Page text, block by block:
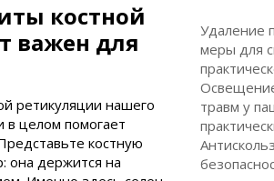
костной
важен для
ретикуляции нашего
в целом помогает
костную
она держится на
Удаление
меры для
травм у